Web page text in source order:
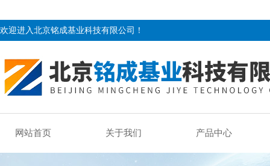
欢迎进入北京铭成基业科技有限公司！
网站首页 关于我们 产品中心